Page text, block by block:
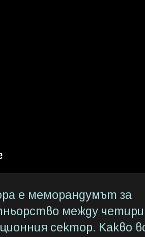
е меморандумът за
между четири
сектор. Какво